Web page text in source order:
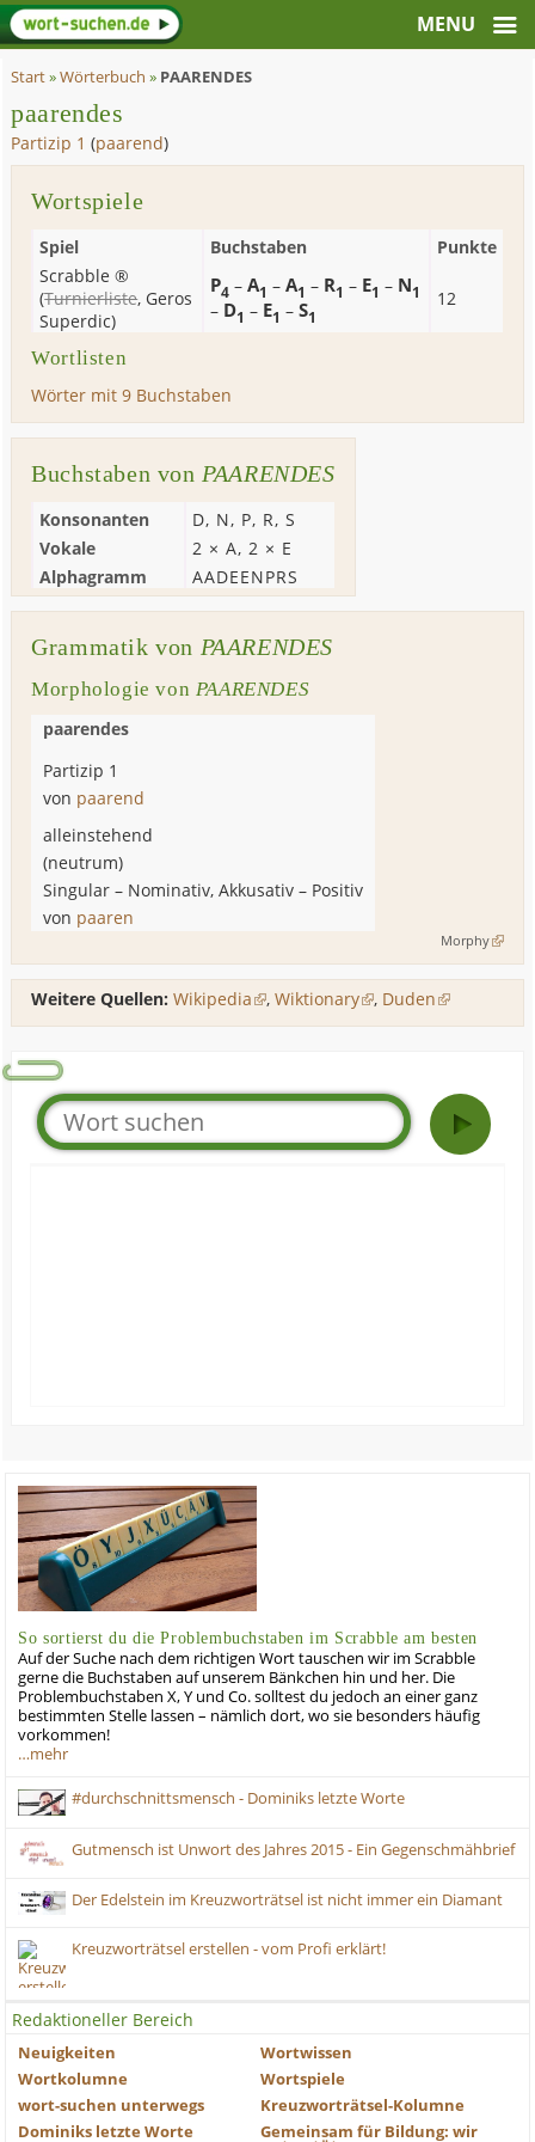
Start»Wörterbuch » PAARENDES
paarendes
Partizip 1 (paarend)
Wortspiele
Spiel Buchstaben
Punkte
Scrabble ®
(Turnierliste, Geros
Superdic)
P4 –A1 –A1 – R1 – E1 – N1
– D1 – E1 –S1
12
Wortlisten
Wörter mit 9 Buchstaben
Buchstaben von PAARENDES
Konsonanten D, N, P, R,S
Vokale
2 ×A, 2 × E
Alphagramm
AADEENPRS
Grammatik von PAARENDES
Morphologie von PAARENDES
paarendes
Partizip 1
von paarend
alleinstehend
(neutrum)
Singular – Nominativ, Akkusativ – Positiv
von paaren
Morphy
Weitere Quellen: Wikipedia ,Wiktionary , Duden
So sortierst du die Problembuchstaben im Scrabble am besten
Auf der Suche nach dem richtigen Wort tauschen wir im Scrabble
gerne die Buchstaben auf unserem Bänkchen hin und her. Die
Problembuchstaben X, Y und Co. solltest du jedoch an einer ganz
bestimmten Stelle lassen – nämlich dort, wo sie besonders häufig
vorkommen!
…mehr
#durchschnittsmensch - Dominiks letzte Worte
Gutmensch ist Unwort des Jahres 2015 - Ein Gegenschmähbrief
Der Edelstein im Kreuzworträtsel ist nicht immer ein Diamant
Kreuzworträtsel erstellen - vom Profi erklärt!
Redaktioneller Bereich
Neuigkeiten
Wortwissen
Wortkolumne
Wortspiele
wort-suchen unterwegs
Kreuzworträtsel-Kolumne
Dominiks letzte Worte
Gemeinsam für Bildung: wir